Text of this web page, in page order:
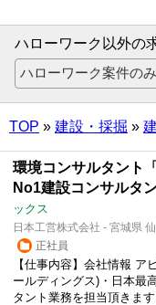
ハローワーク以外の
TOP » 建設・採掘 »
環境コンサルタント
No1建設コンサルタ
ックス
日本工営株式会社 - 宮城県
正社員
【仕事内容】会社情報 ア
ールディングス)・日本最
タント業務を担当頂きま